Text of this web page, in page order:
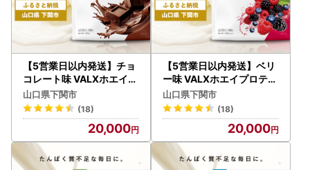
【5営業日以内発送】チョ
コレート味 VALXホエイプ
ロテイン1kg プロテイン I
Y
山口県下関市
(18)
20,000
【5営業日以内発送】ベリ
ー味 VALXホエイプロテイ
ン1kg プロテインIY
山口県下関市
(18)
20,000